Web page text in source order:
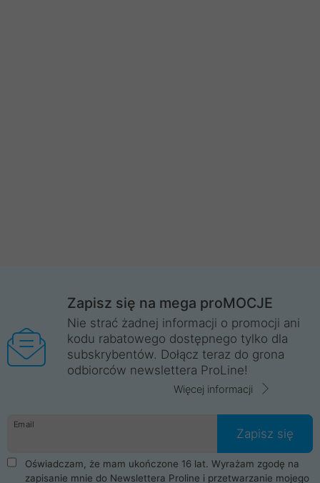
Zapisz się na mega proMOCJE
Nie strać żadnej informacji o promocji ani
kodu rabatowego dostępnego tylko dla
subskrybentów. Dołącz teraz do grona
odbiorców newslettera ProLine!
Więcej informacji
Email
Zapisz się
Oświadczam, że mam ukończone 16 lat. Wyrażam zgodę na
zapisanie mnie do Newslettera Proline i przetwarzanie mojego